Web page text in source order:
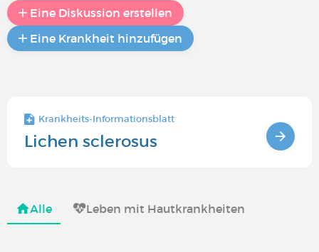
Eine Diskussion erstellen
Eine Krankheit hinzufügen
Krankheits-Informationsblatt
Lichen sclerosus
Alle Leben mit Hautkrankheiten